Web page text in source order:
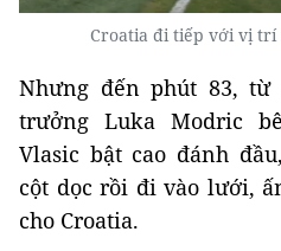
Croatia đi tiếp với vị trí
Nhưng đến phút 83, từ
trưởng Luka Modric
Vlasic bật cao đánh
cột dọc rồi đi vào lưới,
cho Croatia.